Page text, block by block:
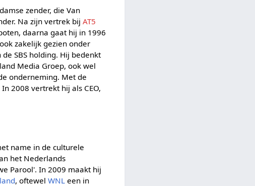
zender, die Van
Na zijn vertrek bijAT5
daarna gaat hij in 1996
zakelijk gezien onder
SBS holding. Hij bedenkt
Media Groep, ook wel
onderneming. Met de
2008 vertrekt hij als CEO,
name in de culturele
het Nederlands
Parool'. In 2009 maakt hij
, oftewelWNL een in